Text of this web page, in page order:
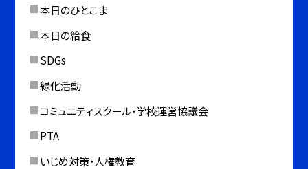
本日のひとこま
本日の給食
SDGs
緑化活動
コミュニティスクール・学校運営協議会
PTA
いじめ対策・人権教育